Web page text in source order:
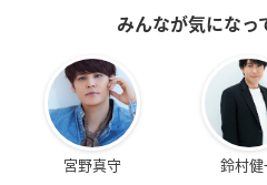
みんなが気になっ
宮野真守 鈴村